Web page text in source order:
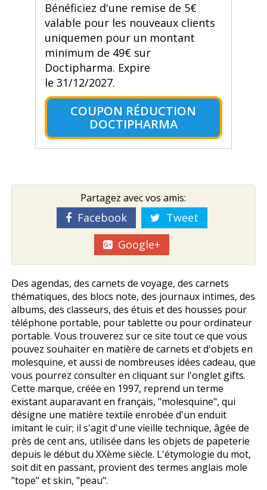
Bénéficiez d'une remise de 5€
valable pour les nouveaux clients
uniquemen pour un montant
minimum de 49€ sur
Doctipharma. Expire
le 31/12/2027.
COUPON RÉDUCTION
DOCTIPHARMA
Partagez avec vos amis:
Facebook
Tweet
Google+
Des agendas, des carnets de voyage, des carnets
thématiques, des blocs note, des journaux intimes, des
albums, des classeurs, des étuis et des housses pour
téléphone portable, pour tablette ou pour ordinateur
portable. Vous trouverez sur ce site tout ce que vous
pouvez souhaiter en matière de carnets et d'objets en
molesquine, et aussi de nombreuses idées cadeau, que
vous pourrez consulter en cliquant sur l'onglet gifts.
Cette marque, créée en 1997, reprend un terme
existant auparavant en français, "molesquine", qui
désigne une matière textile enrobée d'un enduit
imitant le cuir; il s'agit d'une vieille technique, âgée de
près de cent ans, utilisée dans les objets de papeterie
depuis le début du XXème siècle. L'étymologie du mot,
soit dit en passant, provient des termes anglais mole
"tope" et skin, "peau".